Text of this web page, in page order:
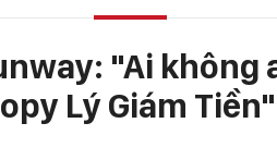
"Ai không
Lý Giám Tiền"